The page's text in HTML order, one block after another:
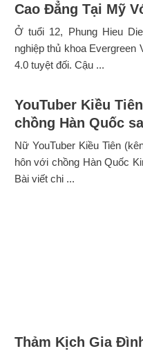
Cao Đẳng Tại Mỹ
Ở tuổi 12, Phung Hieu
nghiệp thủ khoa Evergreen
4.0 tuyệt đối. Cậu ...
YouTuber Kiều
chồng Hàn Quốc
Nữ YouTuber Kiều Tiên
hôn với chồng Hàn Quốc
Bài viết chi ...
Thảm Kịch Gia